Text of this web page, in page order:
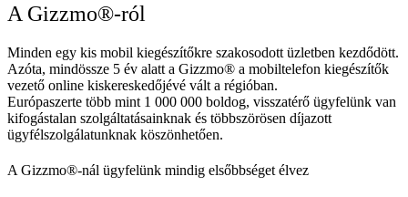
A Gizzmo®-ról
Minden egy kis mobil kiegészítőkre szakosodott üzletben kezdődött.
Azóta, mindössze 5 év alatt a Gizzmo® a mobiltelefon kiegészítők
vezető online kiskereskedőjévé vált a régióban.
Európaszerte több mint 1 000 000 boldog, visszatérő ügyfelünk van
kifogástalan szolgáltatásainknak és többszörösen díjazott
ügyfélszolgálatunknak köszönhetően.
A Gizzmo®-nál ügyfelünk mindig elsőbbséget élvez